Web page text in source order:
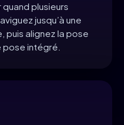
plusieurs
jusqu’à une
puis alignez la pose
pose intégré.